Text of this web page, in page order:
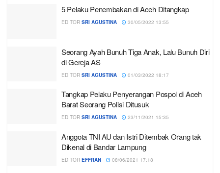
5 Pelaku Penembakan di Aceh Ditangkap
EDITOR SRI AGUSTINA 30/05/2022 13:55
Seorang Ayah Bunuh Tiga Anak, Lalu Bunuh Diri
di Gereja AS
EDITOR SRI AGUSTINA 01/03/2022 18:17
Tangkap Pelaku Penyerangan Pospol di Aceh
Barat Seorang Polisi Ditusuk
EDITOR SRI AGUSTINA 23/11/2021 15:35
Anggota TNI AU dan Istri Ditembak Orang tak
Dikenal di Bandar Lampung
EDITOR EFFRAN 08/06/2021 17:18